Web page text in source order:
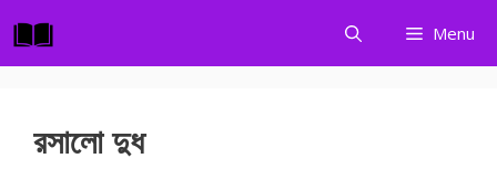
to
content
Menu
রসালো দুধ